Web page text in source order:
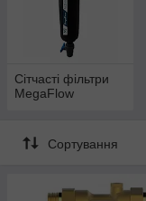
Сітчасті фільтри
MegaFlow
Сортування